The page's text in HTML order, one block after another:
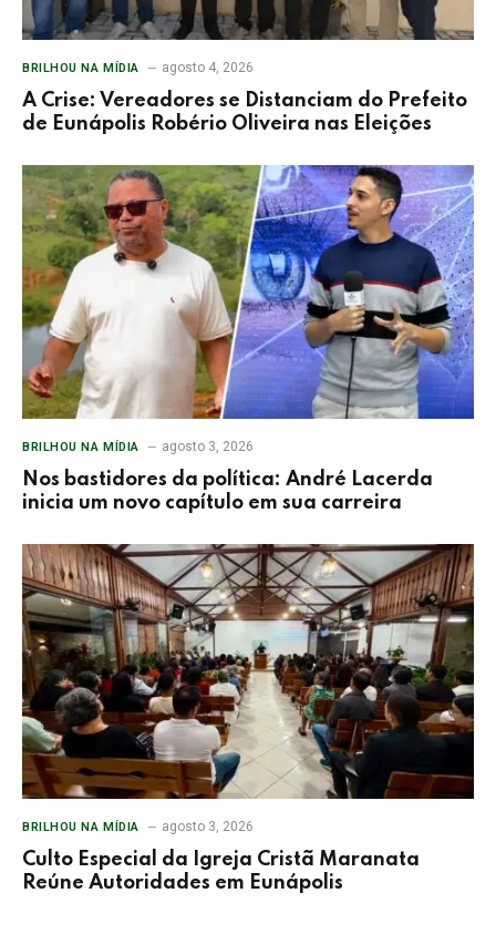
BRILHOU NA MÍDIA agosto 4, 2026
A Crise: Vereadores se Distanciam do Prefeito
de Eunápolis Robério Oliveira nas Eleições
BRILHOU NA MÍDIA agosto 3, 2026
Nos bastidores da política: André Lacerda
inicia um novo capítulo em sua carreira
BRILHOU NA MÍDIA agosto 3, 2026
Culto Especial da Igreja Cristã Maranata
Reúne Autoridades em Eunápolis